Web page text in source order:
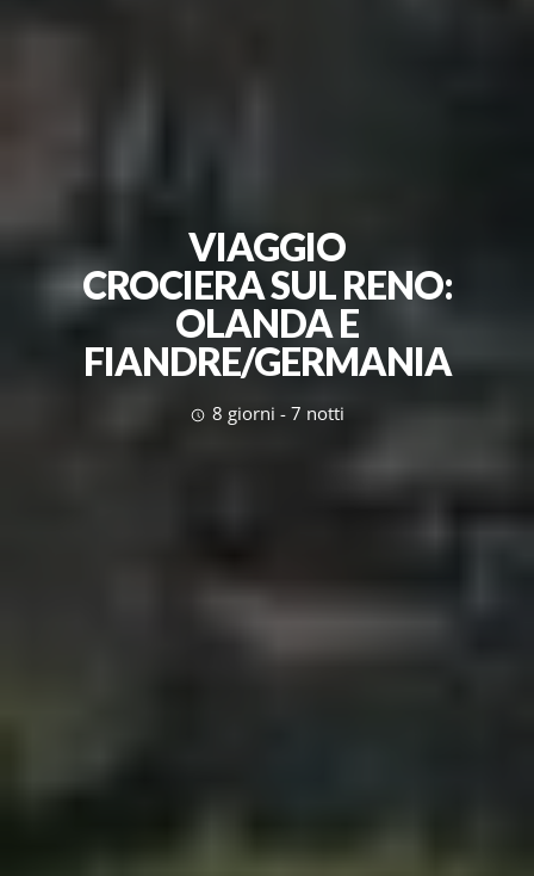
VIAGGIO
CROCIERA SUL RENO:
OLANDA E
FIANDRE/GERMANIA
8 giorni - 7 notti